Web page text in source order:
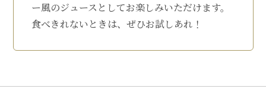
ー風のジュースとしてお楽しみいただけます。
食べきれないときは、ぜひお試しあれ！